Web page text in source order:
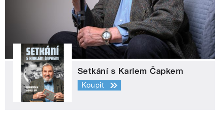
Setkání s Karlem Čapkem
Koupit